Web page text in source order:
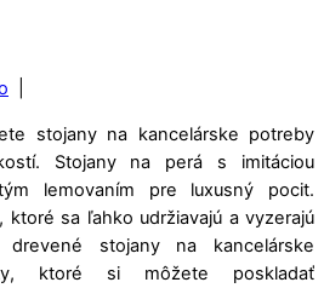
stojany na kancelárske potreby
Stojany na perá s imitáciou
lemovaním pre luxusný pocit.
ktoré sa ľahko udržiavajú a vyzerajú
stojany na kancelárske
ktoré si môžete poskladať